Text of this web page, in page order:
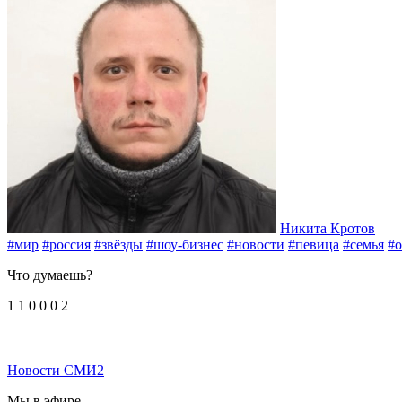
Никита Кротов
#мир #россия #звёзды #шоу-бизнес #новости #певица #семья
Что думаешь?
1 1 0 0 0 2
Новости СМИ2